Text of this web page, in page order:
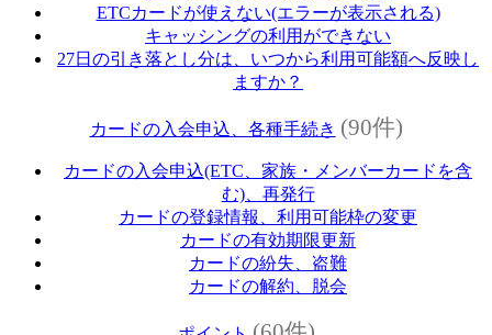
ETCカードが使えない(エラーが表示される)
キャッシングの利用ができない
27日の引き落とし分は、いつから利用可能額へ反映し
ますか？
カードの入会申込、各種手続き (90件)
カードの入会申込(ETC、家族・メンバーカードを含
む)、再発行
カードの登録情報、利用可能枠の変更
カードの有効期限更新
カードの紛失、盗難
カードの解約、脱会